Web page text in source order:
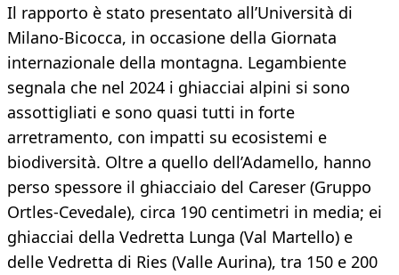
Il rapporto è stato presentato all’Università di
Milano-Bicocca, in occasione della Giornata
internazionale della montagna. Legambiente
segnala che nel 2024 i ghiacciai alpini si sono
assottigliati e sono quasi tutti in forte
arretramento, con impatti su ecosistemi e
biodiversità. Oltre a quello dell’Adamello, hanno
perso spessore il ghiacciaio del Careser (Gruppo
Ortles-Cevedale), circa 190 centimetri in media; ei
ghiacciai della Vedretta Lunga (Val Martello) e
delle Vedretta di Ries (Valle Aurina), tra 150 e 200